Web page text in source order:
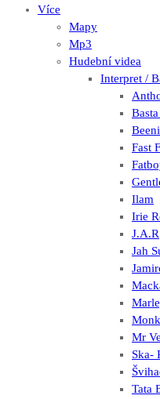
Více
Mapy
Mp3
Hudební videa
Interpret /
Fast
Ilam
Irie
J.A.R
Jah
Mr
Ska-
Tata